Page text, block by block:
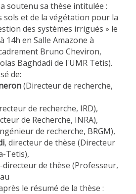
soutenu sa thèse intitulée :
sols et de la végétation pour la
des systèmes irrigués » le
14h en Salle Amazone à
Bruno Cheviron,
Baghdadi de l'UMR Tetis).
de:
(Directeur de recherche,
de recherche, IRD),
de Recherche, INRA),
de recherche, BRGM),
, directeur de thèse (Directeur
Tetis),
directeur de thèse (Professeur,
le résumé de la thèse :